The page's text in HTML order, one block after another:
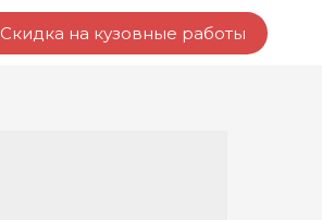
Скидка на кузовные работы